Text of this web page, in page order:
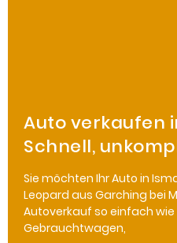
Auto verkaufen
Schnell,
Sie möchten Ihr Auto in
Leopard aus Garching bei
Autoverkauf so einfach wie
Gebrauchtwagen,